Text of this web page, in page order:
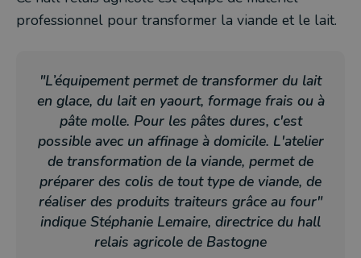
professionnel pour transformer la viande et le lait.
"L’équipement permet de transformer du lait
en glace, du lait en yaourt, formage frais ou à
pâte molle. Pour les pâtes dures, c'est
possible avec un affinage à domicile. L'atelier
de transformation de la viande, permet de
préparer des colis de tout type de viande, de
réaliser des produits traiteurs grâce au four"
indique Stéphanie Lemaire, directrice du hall
relais agricole de Bastogne